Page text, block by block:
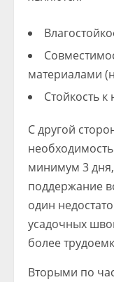
материалами
Стойкость
С другой
минимум 3
поддержание
один
усадочных
более
Вторыми по